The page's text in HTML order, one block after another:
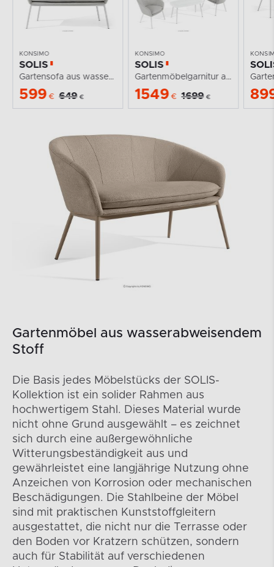
KONSIMO
SOLIS
Gartensofa aus wasserabweisendem Stoff hellgrau/weiß
599 € 649 €
KONSIMO
SOLIS
Gartenmöbelgarnitur aus wasserabweisendem Stoff...
1549 € 1699 €
Gartenmöbel aus wasserabweisendem
Stoff
Die Basis jedes Möbelstücks der SOLIS-
Kollektion ist ein solider Rahmen aus
hochwertigem Stahl. Dieses Material wurde
nicht ohne Grund ausgewählt – es zeichnet
sich durch eine außergewöhnliche
Witterungsbeständigkeit aus und
gewährleistet eine langjährige Nutzung ohne
Anzeichen von Korrosion oder mechanischen
Beschädigungen. Die Stahlbeine der Möbel
sind mit praktischen Kunststoffgleitern
ausgestattet, die nicht nur die Terrasse oder
den Boden vor Kratzern schützen, sondern
auch für Stabilität auf verschiedenen